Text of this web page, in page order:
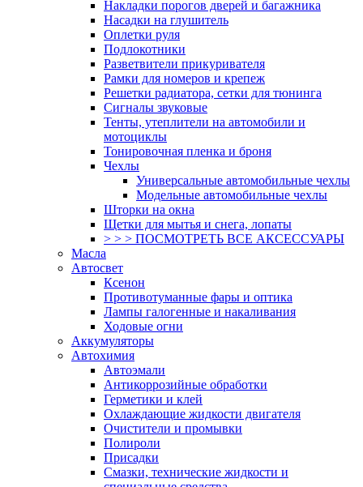
Накладки порогов дверей и багажника
Насадки на глушитель
Оплетки руля
Подлокотники
Разветвители прикуривателя
Рамки для номеров и крепеж
Решетки радиатора, сетки для тюнинга
Сигналы звуковые
Тенты, утеплители на автомобили и
мотоциклы
Тонировочная пленка и броня
Чехлы
Универсальные автомобильные чехлы
Модельные автомобильные чехлы
Шторки на окна
Щетки для мытья и снега, лопаты
> > > ПОСМОТРЕТЬ ВСЕ АКСЕССУАРЫ
Масла
Автосвет
Ксенон
Противотуманные фары и оптика
Лампы галогенные и накаливания
Ходовые огни
Аккумуляторы
Автохимия
Автоэмали
Антикоррозийные обработки
Герметики и клей
Охлаждающие жидкости двигателя
Очистители и промывки
Полироли
Присадки
Смазки, технические жидкости и